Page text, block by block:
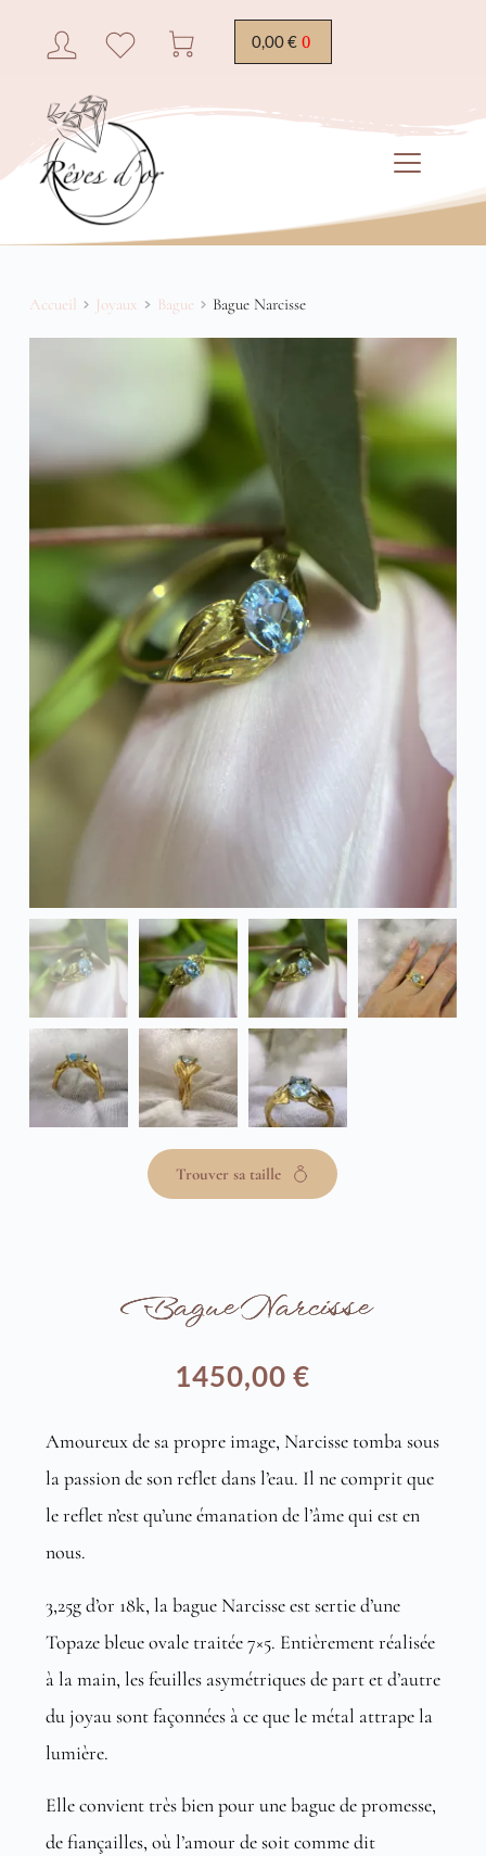
0,00€
Accueil Joyaux Bague Bague Narcisse
Trouver sa taille
Bague Narcisse
1450,00€
Amoureux de sa propre image, Narcisse tomba sous
la passion de son reflet dans l’eau. Il ne comprit que
le reflet n’est qu’une émanation de l’âme qui est en
nous.
3,25g d’or 18k, la bague Narcisse est sertie d’une
Topaze bleue ovale traitée 7×5. Entièrement réalisée
à la main, les feuilles asymétriques de part et d’autre
du joyau sont façonnées à ce que le métal attrape la
lumière.
Elle convient très bien pour une bague de promesse,
de fiançailles, où l’amour de soit comme dit